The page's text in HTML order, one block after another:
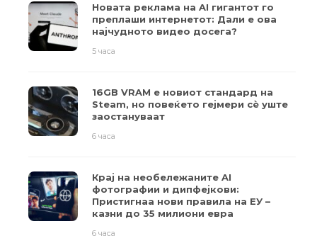
Новата реклама на AI гигантот го
преплаши интернетот: Дали е ова
најчудното видео досега?
5 часа
16GB VRAM е новиот стандард на
Steam, но повеќето гејмери ​​сè уште
заостануваат
6 часа
Крај на необележаните AI
фотографии и дипфејкови:
Пристигнаа нови правила на ЕУ –
казни до 35 милиони евра
6 часа